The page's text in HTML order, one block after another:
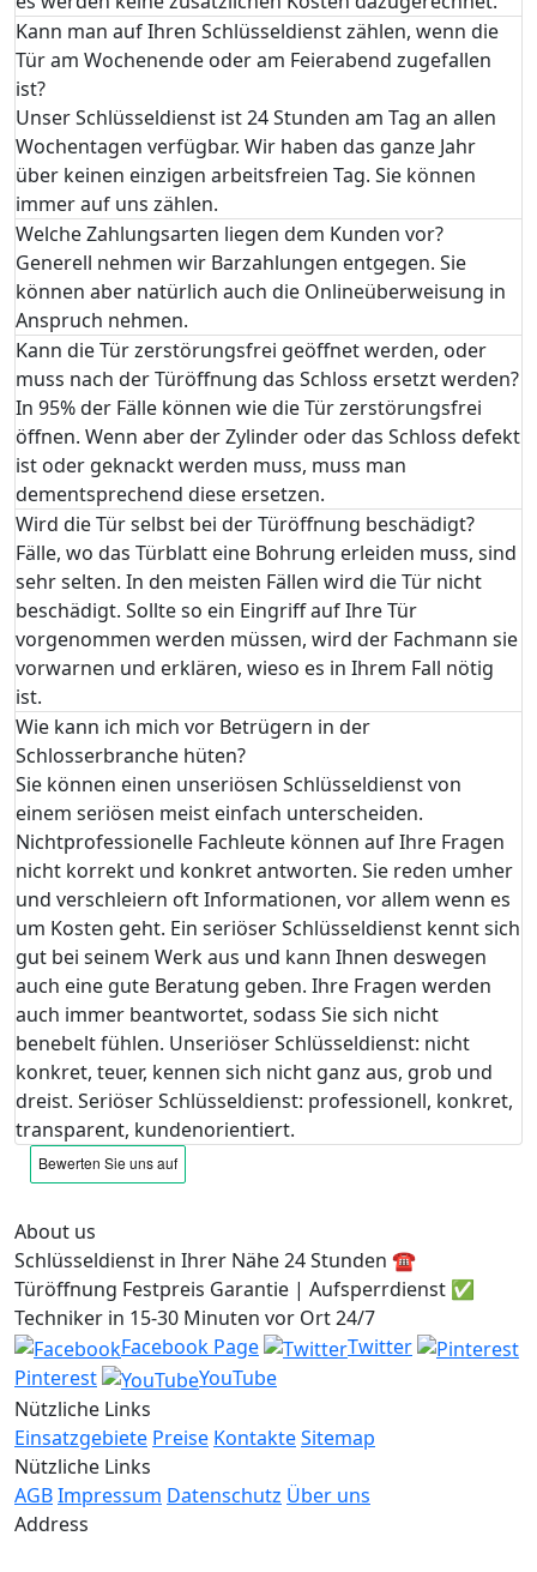
Kann man auf Ihren Schlüsseldienst zählen, wenn die
Tür am Wochenende oder am Feierabend zugefallen
ist?
Unser Schlüsseldienst ist 24 Stunden am Tag an allen
Wochentagen verfügbar. Wir haben das ganze Jahr
über keinen einzigen arbeitsfreien Tag. Sie können
immer auf uns zählen.
Welche Zahlungsarten liegen dem Kunden vor?
Generell nehmen wir Barzahlungen entgegen. Sie
können aber natürlich auch die Onlineüberweisung in
Anspruch nehmen.
Kann die Tür zerstörungsfrei geöffnet werden, oder
muss nach der Türöffnung das Schloss ersetzt werden?
In 95% der Fälle können wie die Tür zerstörungsfrei
öffnen. Wenn aber der Zylinder oder das Schloss defekt
ist oder geknackt werden muss, muss man
dementsprechend diese ersetzen.
Wird die Tür selbst bei der Türöffnung beschädigt?
Fälle, wo das Türblatt eine Bohrung erleiden muss, sind
sehr selten. In den meisten Fällen wird die Tür nicht
beschädigt. Sollte so ein Eingriff auf Ihre Tür
vorgenommen werden müssen, wird der Fachmann sie
vorwarnen und erklären, wieso es in Ihrem Fall nötig
ist.
Wie kann ich mich vor Betrügern in der
Schlosserbranche hüten?
Sie können einen unseriösen Schlüsseldienst von
einem seriösen meist einfach unterscheiden.
Nichtprofessionelle Fachleute können auf Ihre Fragen
nicht korrekt und konkret antworten. Sie reden umher
und verschleiern oft Informationen, vor allem wenn es
um Kosten geht. Ein seriöser Schlüsseldienst kennt sich
gut bei seinem Werk aus und kann Ihnen deswegen
auch eine gute Beratung geben. Ihre Fragen werden
auch immer beantwortet, sodass Sie sich nicht
benebelt fühlen. Unseriöser Schlüsseldienst: nicht
konkret, teuer, kennen sich nicht ganz aus, grob und
dreist. Seriöser Schlüsseldienst: professionell, konkret,
transparent, kundenorientiert.
About us
Schlüsseldienst in Ihrer Nähe 24 Stunden ☎️
Türöffnung Festpreis Garantie | Aufsperrdienst ✅
Techniker in 15-30 Minuten vor Ort 24/7
Facebook Page
Twitter
Pinterest
YouTube
Nützliche Links
Einsatzgebiete Preise KontakteSitemap
Nützliche Links
AGBImpressum Datenschutz Über uns
Address